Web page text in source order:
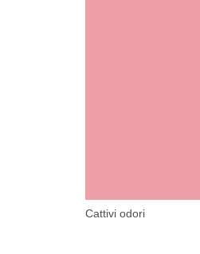
Cattivi odori